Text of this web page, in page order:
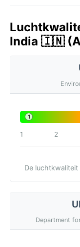
India 🇮🇳
1
1 2
De
Department